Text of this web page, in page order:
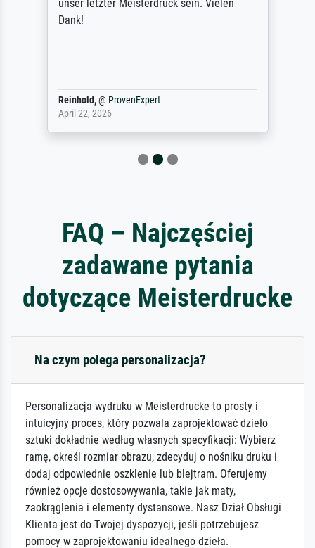
unser letzter Meisterdruck sein. Vielen
Dank!
Reinhold,@ ProvenExpert
April 22, 2026
FAQ – Najczęściej
zadawane pytania
dotyczące Meisterdrucke
Na czym polega personalizacja?
Personalizacja wydruku w Meisterdrucke to prosty i
intuicyjny proces, który pozwala zaprojektować dzieło
sztuki dokładnie według własnych specyfikacji: Wybierz
ramę, określ rozmiar obrazu, zdecyduj o nośniku druku i
dodaj odpowiednie oszklenie lub blejtram. Oferujemy
również opcje dostosowywania, takie jak maty,
zaokrąglenia i elementy dystansowe. Nasz Dział Obsługi
Klienta jest do Twojej dyspozycji, jeśli potrzebujesz
pomocy w zaprojektowaniu idealnego dzieła.